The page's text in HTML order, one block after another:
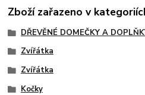
Zboží zařazeno v
DŘEVĚNÉ DOMEČKY A
Zvířátka
Zvířátka
Kočky